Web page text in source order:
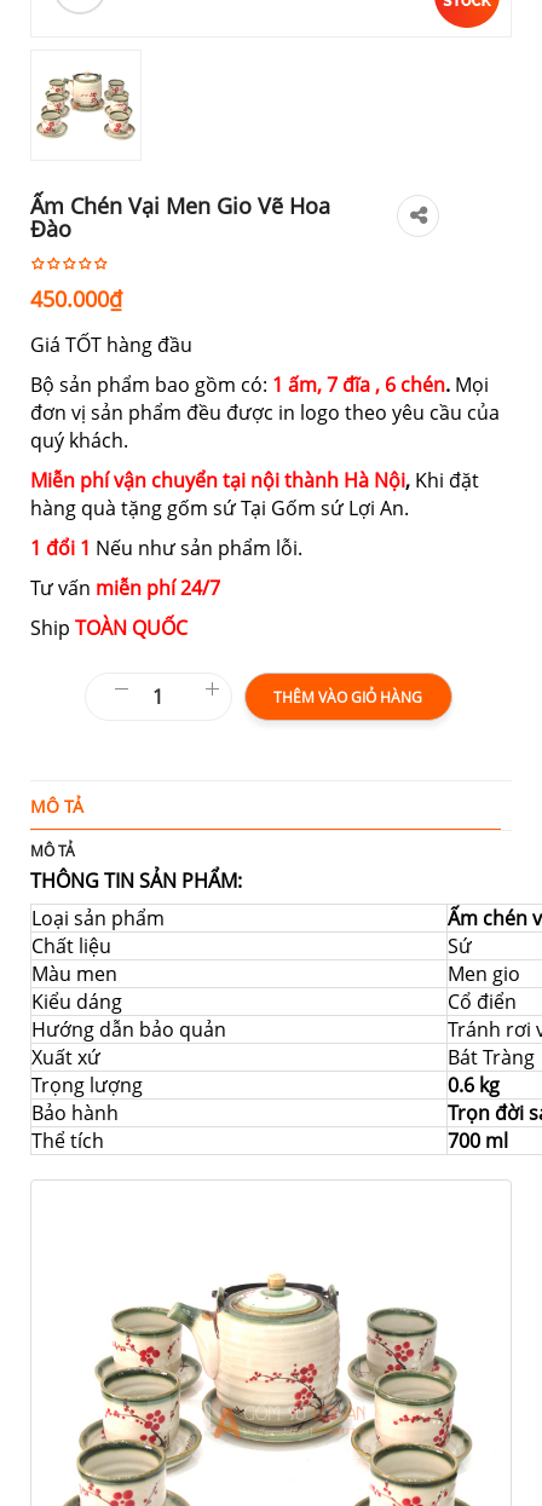
Ấm Chén Vại Men Gio Vẽ Hoa
Đào
450.000₫
Giá TỐT hàng đầu
Bộ sản phẩm bao gồm có: 1 ấm, 7 đĩa , 6 chén. Mọi
đơn vị sản phẩm đều được in logo theo yêu cầu của
quý khách.
Miễn phí vận chuyển tại nội thành Hà Nội, Khi đặt
hàng quà tặng gốm sứ Tại Gốm sứ Lợi An.
1 đổi 1 Nếu như sản phẩm lỗi.
Tư vấn miễn phí 24/7
Ship TOÀN QUỐC
THÊM VÀO GIỎ HÀNG
MÔ TẢ
MÔ TẢ
THÔNG TIN SẢN PHẨM:
Loại sản phẩm
Ấm chén
Chất liệu
Sứ
Màu men
Men gio
Kiểu dáng
Cổ điển
Hướng dẫn bảo quản
Tránh rơi
Xuất xứ
Bát Tràng
Trọng lượng
0.6 kg
Bảo hành
Trọn đời
Thể tích
700 ml